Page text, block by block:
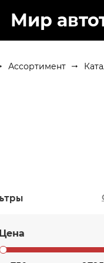
Мир
Ассортимент
Цена